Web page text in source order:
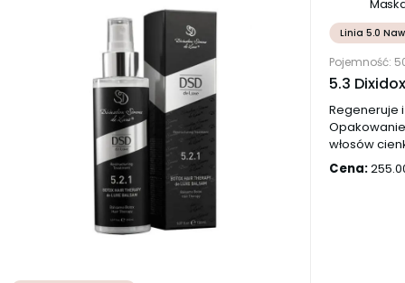
Linia 5.0
Pojemność:
5.3
Regeneruje
włosów
Cena: